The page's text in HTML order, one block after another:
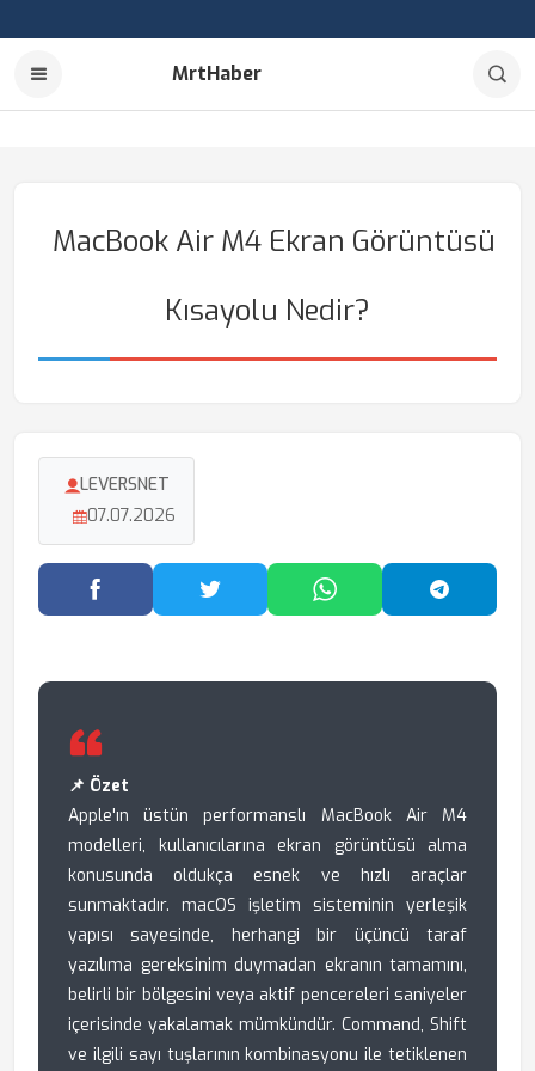
MrtHaber
MacBook Air M4 Ekran Görüntüsü
Kısayolu Nedir?
LEVERSNET
07.07.2026
Facebook'ta PaylaşTwitter'da PaylaşWhatsApp'ta Paylaş
📌 Özet
Apple'ın üstün performanslı MacBook Air M4
modelleri, kullanıcılarına ekran görüntüsü alma
konusunda oldukça esnek ve hızlı araçlar
sunmaktadır. macOS işletim sisteminin yerleşik
yapısı sayesinde, herhangi bir üçüncü taraf
yazılıma gereksinim duymadan ekranın tamamını,
belirli bir bölgesini veya aktif pencereleri saniyeler
içerisinde yakalamak mümkündür. Command, Shift
ve ilgili sayı tuşlarının kombinasyonu ile tetiklenen